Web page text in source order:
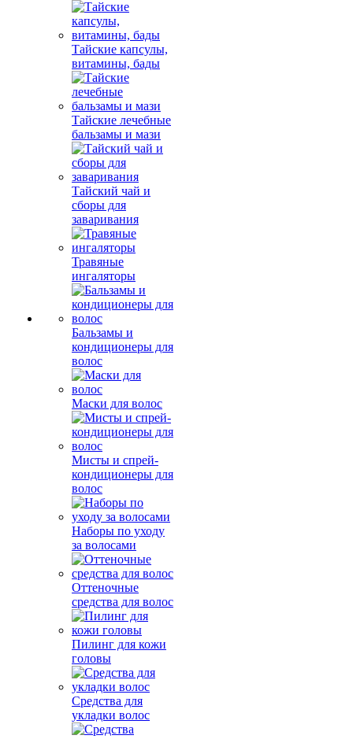
Тайские капсулы,
витамины, бады
Тайские лечебные
бальзамы и мази
Тайский чай и
сборы для
заваривания
Травяные
ингаляторы
Бальзамы и
кондиционеры для
волос
Маски для волос
Мисты и спрей-
кондиционеры для
волос
Наборы по уходу
за волосами
Оттеночные
средства для волос
Пилинг для кожи
головы
Средства для
укладки волос